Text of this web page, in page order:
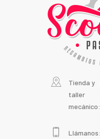
Tienda y
taller
mecánico: